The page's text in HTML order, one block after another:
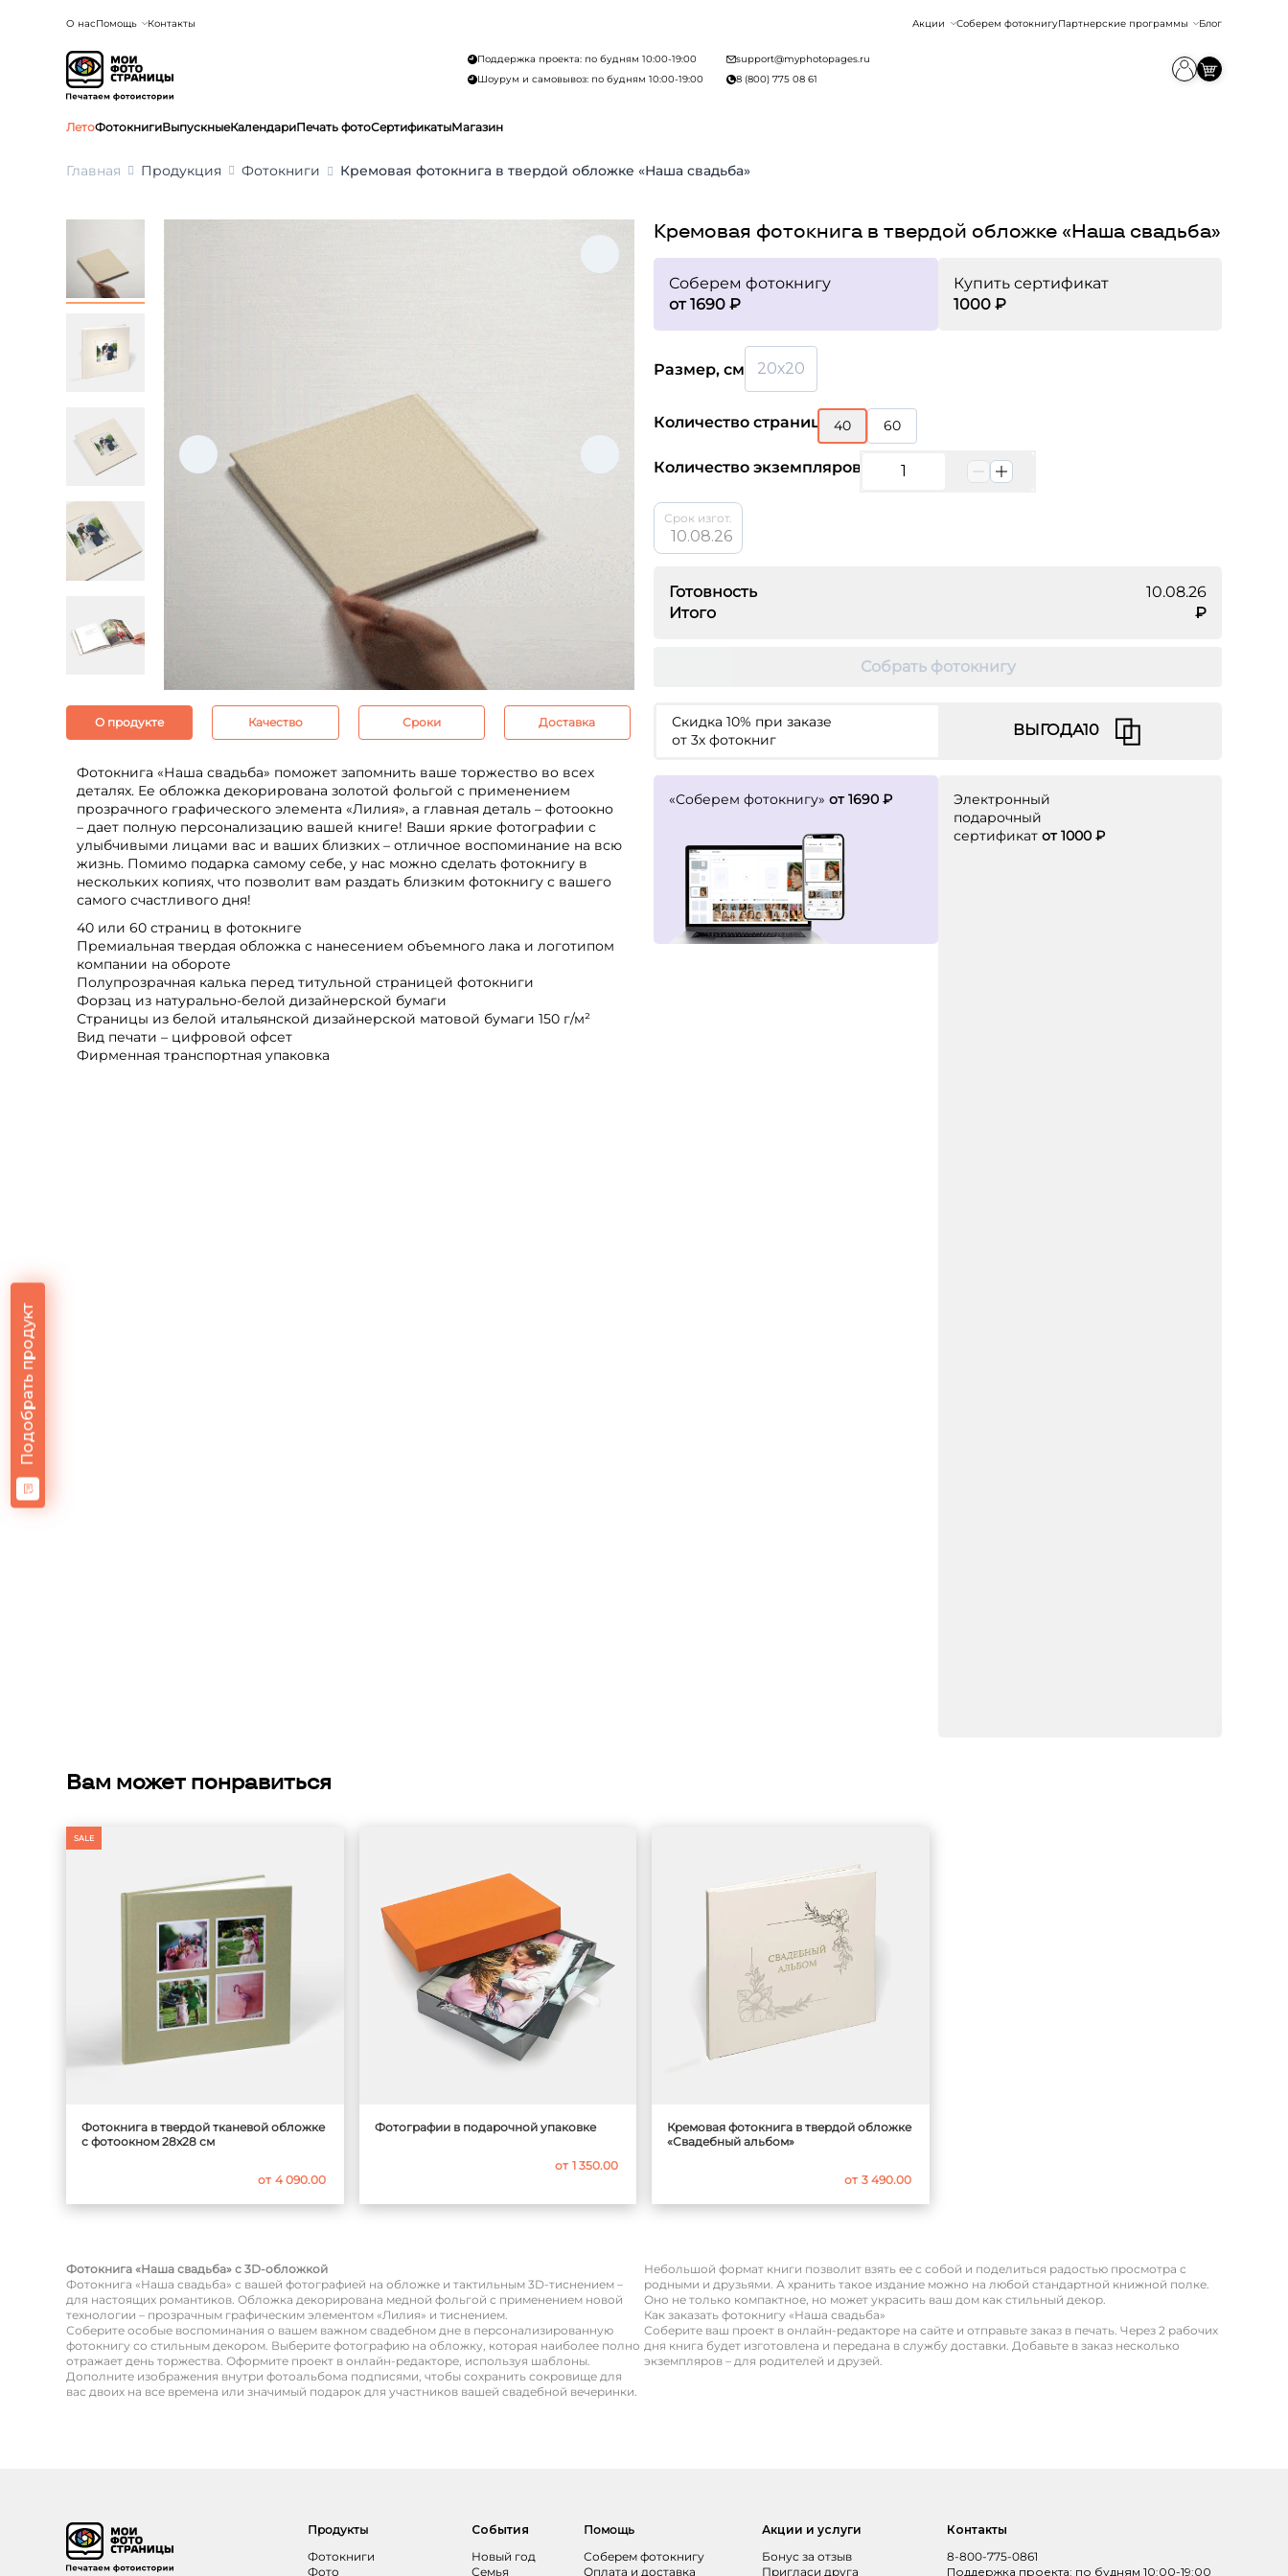
О насПомощь Контакты Акции Соберем фотокнигуПартнерские программы Блог
Поддержка проекта: по будням 10:00-19:00
Шоурум и самовывоз: по будням 10:00-19:00
support@myphotopages.ru
8 (800) 775 08 61
ЛетоФотокнигиВыпускныеКалендариПечать фотоСертификатыМагазин
Подобрать продукт
Главная Продукция Фотокниги Кремовая фотокнига в твердой обложке «Наша свадьба»
О продукте
Фотокнига «Наша свадьба» поможет запомнить ваше торжество во всех
деталях. Ее обложка декорирована золотой фольгой с применением
прозрачного графического элемента «Лилия», а главная деталь – фотоокно
– дает полную персонализацию вашей книге! Ваши яркие фотографии с
улыбчивыми лицами вас и ваших близких – отличное воспоминание на всю
жизнь. Помимо подарка самому себе, у нас можно сделать фотокнигу в
нескольких копиях, что позволит вам раздать близким фотокнигу с вашего
самого счастливого дня!
40 или 60 страниц в фотокниге
Премиальная твердая обложка с нанесением объемного лака и логотипом
компании на обороте
Полупрозрачная калька перед титульной страницей фотокниги
Форзац из натурально-белой дизайнерской бумаги
Страницы из белой итальянской дизайнерской матовой бумаги 150 г/м²
Вид печати – цифровой офсет
Фирменная транспортная упаковка
Качество Сроки Доставка
Кремовая фотокнига в твердой обложке «Наша свадьба»
Соберем фотокнигу
от 1690 ₽
Купить сертификат
1000 ₽
Количество экземпляров
Срок изгот.
10.08.26
Размер, см 20х20
Количество страниц 40 60
Готовность
10.08.26
Итого
₽
Собрать фотокнигу
Скидка 10% при заказе
от 3х фотокниг
«Соберем фотокнигу» от 1690 ₽
Электронный
подарочный
сертификат от 1000 ₽
Вам может понравиться
SALE
Фотокнига в твердой тканевой обложке
с фотоокном 28x28 см
от 4 090.00
Фотографии в подарочной упаковке
от 1 350.00
Кремовая фотокнига в твердой обложке
«Свадебный альбом»
от 3 490.00
Фотокнига «Наша свадьба» с 3D-обложкой
Фотокнига «Наша свадьба» с вашей фотографией на обложке и тактильным 3D-тиснением –
для настоящих романтиков. Обложка декорирована медной фольгой с применением новой
технологии – прозрачным графическим элементом «Лилия» и тиснением.
Соберите особые воспоминания о вашем важном свадебном дне в персонализированную
фотокнигу со стильным декором. Выберите фотографию на обложку, которая наиболее полно
отражает день торжества. Оформите проект в онлайн-редакторе, используя шаблоны.
Дополните изображения внутри фотоальбома подписями, чтобы сохранить сокровище для
вас двоих на все времена или значимый подарок для участников вашей свадебной вечеринки.
Небольшой формат книги позволит взять ее с собой и поделиться радостью просмотра с
родными и друзьями. А хранить такое издание можно на любой стандартной книжной полке.
Оно не только компактное, но может украсить ваш дом как стильный декор.
Как заказать фотокнигу «Наша свадьба»
Соберите ваш проект в онлайн-редакторе на сайте и отправьте заказ в печать. Через 2 рабочих
дня книга будет изготовлена и передана в службу доставки. Добавьте в заказ несколько
экземпляров – для родителей и друзей.
Продукты
Фотокниги
Фото
События
Новый год
Семья
Помощь
Соберем фотокнигу
Оплата и доставка
Акции и услуги
Бонус за отзыв
Пригласи друга
Контакты
8-800-775-0861
Поддержка проекта: по будням 10:00-19:00